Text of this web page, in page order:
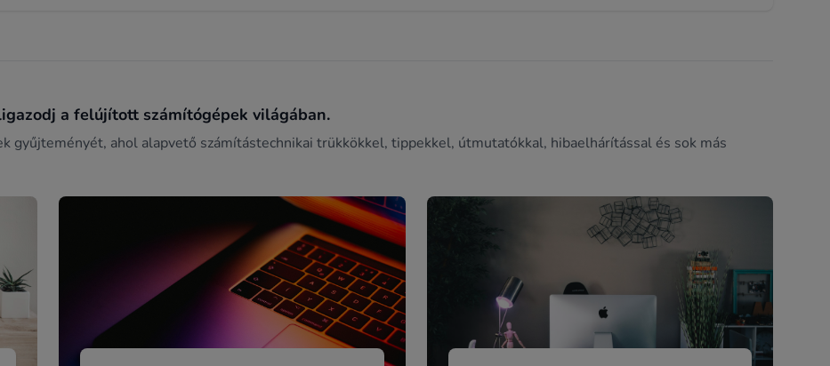
a felújított számítógépek világában.
gyűjteményét, ahol alapvető számítástechnikai trükkökkel, tippekkel, útmutatókkal, hibaelhárítással és sok más